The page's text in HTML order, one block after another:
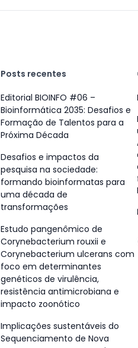
Posts recentes
Editorial BIOINFO #06 –
Bioinformática 2035: Desafios e
Formação de Talentos para a
Próxima Década
Desafios e impactos da
pesquisa na sociedade:
formando bioinformatas para
uma década de
transformações
Estudo pangenômico de
Corynebacterium rouxii e
Corynebacterium ulcerans com
foco em determinantes
genéticos de virulência,
resistência antimicrobiana e
impacto zoonótico
Implicações sustentáveis do
Sequenciamento de Nova